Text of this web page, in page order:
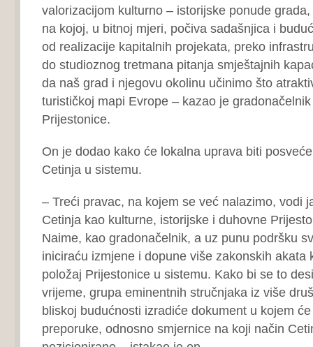
valorizacijom kulturno – istorijske ponude
na kojoj, u bitnoj mjeri, počiva sadašnjica i
od realizacije kapitalnih projekata, preko
do studioznog tretmana pitanja smještajnih
da naš grad i njegovu okolinu učinimo što
turističkoj mapi Evrope – kazao je
Prijestonice.
On je dodao kako će lokalna uprava biti
Cetinja u sistemu.
– Treći pravac, na kojem se već nalazimo, vodi
Cetinja kao kulturne, istorijske i duhovne
Naime, kao gradonačelnik, a uz punu podršku
iniciraću izmjene i dopune više zakonskih akata
položaj Prijestonice u sistemu. Kako bi se to
vrijeme, grupa eminentnih stručnjaka iz više
bliskoj budućnosti izradiće dokument u kojem
preporuke, odnosno smjernice na koji način